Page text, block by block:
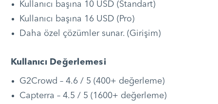
Kullanıcı başına 10 USD (Standart)
Kullanıcı başına 16 USD (Pro)
Daha özel çözümler sunar. (Girişim)
Kullanıcı Değerlemesi
G2Crowd – 4.6 / 5 (400+ değerleme)
Capterra – 4.5 / 5 (1600+ değerleme)